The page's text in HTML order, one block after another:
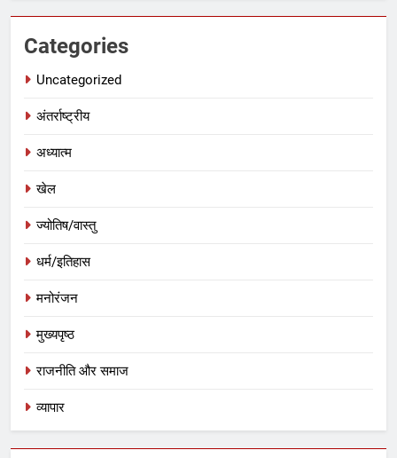
Categories
Uncategorized
अंतर्राष्ट्रीय
अध्यात्म
खेल
ज्योतिष/वास्तु
धर्म/इतिहास
मनोरंजन
मुख्यपृष्ठ
राजनीति और समाज
व्यापार